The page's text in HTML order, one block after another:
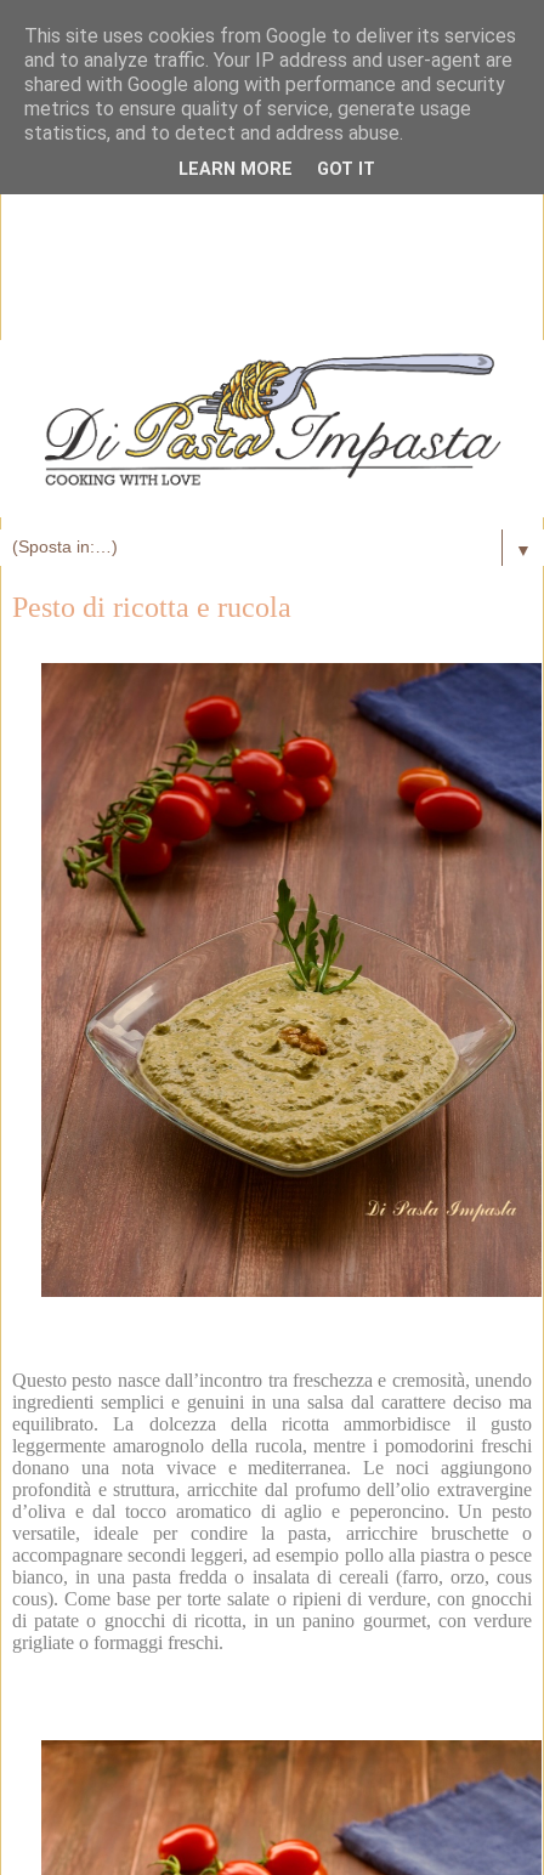
▼
Pesto di ricotta e rucola
Questo pesto nasce dall’incontro tra freschezza e cremosità, unendo
ingredienti semplici e genuini in una salsa dal carattere deciso ma
equilibrato. La dolcezza della ricotta ammorbidisce il gusto
leggermente amarognolo della rucola, mentre i pomodorini freschi
donano una nota vivace e mediterranea. Le noci aggiungono
profondità e struttura, arricchite dal profumo dell’olio extravergine
d’oliva e dal tocco aromatico di aglio e peperoncino. Un pesto
versatile, ideale per condire la pasta, arricchire bruschette o
accompagnare secondi leggeri, ad esempio pollo alla piastra o pesce
bianco, in una pasta fredda o insalata di cereali (farro, orzo, cous
cous). Come base per torte salate o ripieni di verdure, con gnocchi
di patate o gnocchi di ricotta, in un panino gourmet, con verdure
grigliate o formaggi freschi.
This site uses cookies from Google to deliver its services
and to analyze traffic. Your IP address and user-agent are
shared with Google along with performance and security
metrics to ensure quality of service, generate usage
statistics, and to detect and address abuse.
LEARN MORE GOT IT